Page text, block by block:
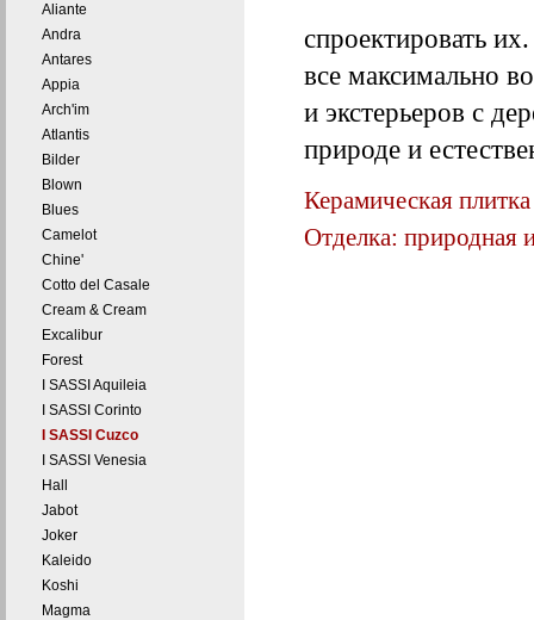
Aliante
Andra
Antares
Appia
Arch'im
Atlantis
Bilder
Blown
Blues
Camelot
Chine'
Cotto del Casale
Cream & Cream
Excalibur
Forest
I SASSI Aquileia
I SASSI Corinto
I SASSI Cuzco
I SASSI Venesia
Hall
Jabot
Joker
Kaleido
Koshi
Magma
спроектировать
все максимально
и экстерьеров с
природе и
Керамическая
Отделка: природная